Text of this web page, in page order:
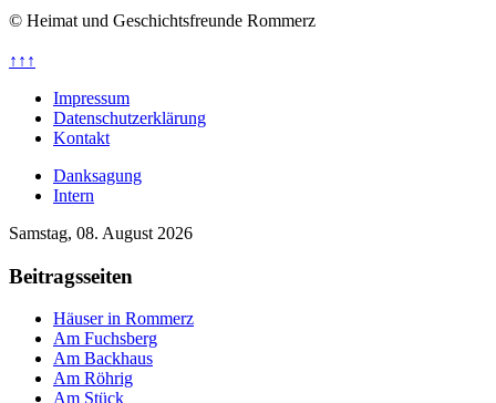
© Heimat und Geschichtsfreunde Rommerz
↑↑↑
Impressum
Datenschutzerklärung
Kontakt
Danksagung
Intern
Samstag, 08. August 2026
Beitragsseiten
Häuser in Rommerz
Am Fuchsberg
Am Backhaus
Am Röhrig
Am Stück